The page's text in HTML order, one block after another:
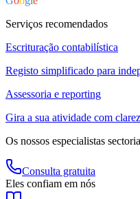
Serviços recomendados
Escrituração contabilística
Registo simplificado para
Assessoria e reporting
Gira a sua atividade com
Os nossos especialistas
Consulta gratuita
Eles confiam em nós